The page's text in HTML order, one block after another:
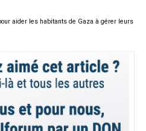
aider les habitants de Gaza à gérer leurs